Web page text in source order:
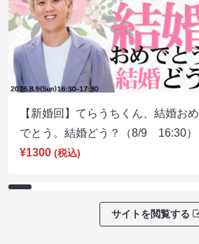
【新婚回】てらうちくん、結婚おめ
でとう。結婚どう？（8/9 16:30）
¥1300 (税込)
サイトを閲覧する